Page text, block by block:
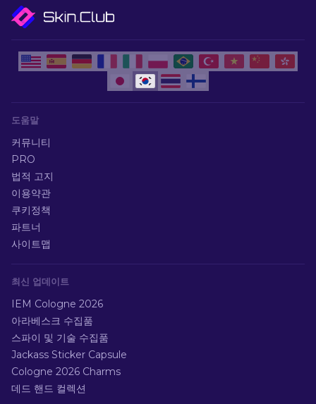
도움말
커뮤니티
PRO
법적 고지
이용약관
쿠키정책
파트너
사이트맵
최신 업데이트
IEM Cologne 2026
아라베스크 수집품
스파이 및 기술 수집품
Jackass Sticker Capsule
Cologne 2026 Charms
데드 핸드 컬렉션